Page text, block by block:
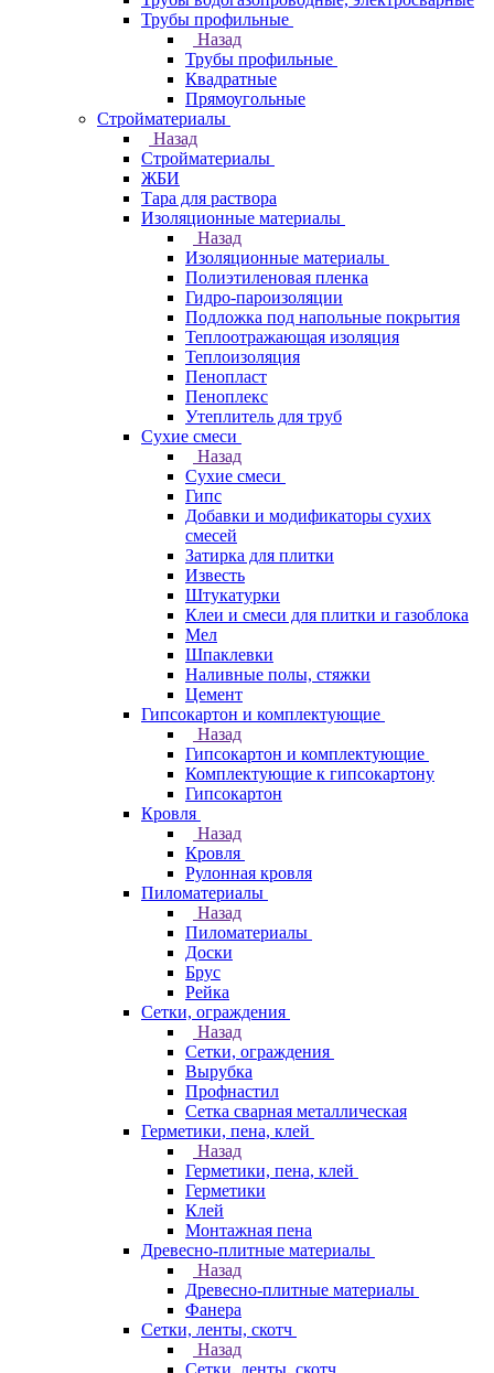
Трубы профильные
Назад
Трубы профильные
Квадратные
Прямоугольные
Стройматериалы
Назад
Стройматериалы
ЖБИ
Тара для раствора
Изоляционные материалы
Назад
Изоляционные материалы
Полиэтиленовая пленка
Гидро-пароизоляции
Подложка под напольные покрытия
Теплоотражающая изоляция
Теплоизоляция
Пенопласт
Пеноплекс
Утеплитель для труб
Сухие смеси
Назад
Сухие смеси
Гипс
Добавки и модификаторы сухих
смесей
Затирка для плитки
Известь
Штукатурки
Клеи и смеси для плитки и газоблока
Мел
Шпаклевки
Наливные полы, стяжки
Цемент
Гипсокартон и комплектующие
Назад
Гипсокартон и комплектующие
Комплектующие к гипсокартону
Гипсокартон
Кровля
Назад
Кровля
Рулонная кровля
Пиломатериалы
Назад
Пиломатериалы
Доски
Брус
Рейка
Сетки, ограждения
Назад
Сетки, ограждения
Вырубка
Профнастил
Сетка сварная металлическая
Герметики, пена, клей
Назад
Герметики, пена, клей
Герметики
Клей
Монтажная пена
Древесно-плитные материалы
Назад
Древесно-плитные материалы
Фанера
Сетки, ленты, скотч
Назад
Сетки, ленты, скотч